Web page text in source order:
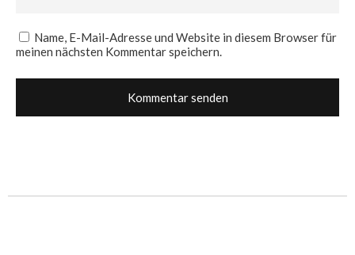
Name, E-Mail-Adresse und Website in diesem Browser für
meinen nächsten Kommentar speichern.